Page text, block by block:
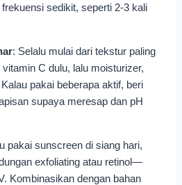
sedikit, seperti 2-3 kali
: Selalu mulai dari tekstur paling
C dulu, lalu moisturizer,
pakai beberapa aktif, beri
supaya meresap dan pH
pakai sunscreen di siang hari,
exfoliating atau retinol—
Kombinasikan dengan bahan